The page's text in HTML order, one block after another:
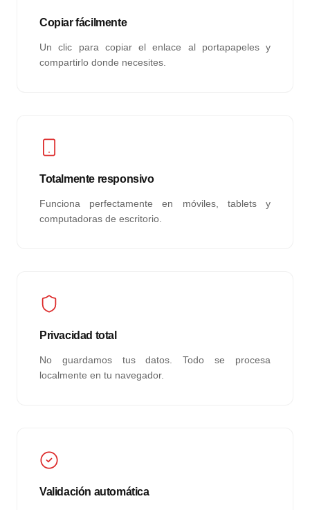
Copiar fácilmente
Un clic para copiar el enlace al portapapeles y
compartirlo donde necesites.
Totalmente responsivo
Funciona perfectamente en móviles, tablets y
computadoras de escritorio.
Privacidad total
No guardamos tus datos. Todo se procesa
localmente en tu navegador.
Validación automática